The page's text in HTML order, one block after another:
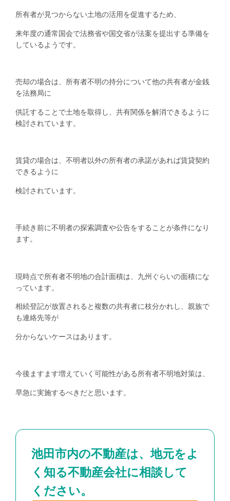
所有者が見つからない土地の活用を促進するため、
来年度の通常国会で法務省や国交省が法案を提出する準備を
しているようです。
売却の場合は、所有者不明の持分について他の共有者が金銭
を法務局に
供託することで土地を取得し、共有関係を解消できるように
検討されています。
賃貸の場合は、不明者以外の所有者の承諾があれば賃貸契約
できるように
検討されています。
手続き前に不明者の探索調査や公告をすることが条件になり
ます。
現時点で所有者不明地の合計面積は、九州ぐらいの面積にな
っています。
相続登記が放置されると複数の共有者に枝分かれし、親族で
も連絡先等が
分からないケースはあります。
今後ますます増えていく可能性がある所有者不明地対策は、
早急に実施するべきだと思います。
池田市内の不動産は、地元をよ
く知る不動産会社に相談して
ください。